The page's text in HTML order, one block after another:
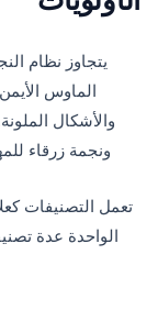
الماوس
والأشكال
ونجمة زرقاء
تعمل التصنيفات
الواحدة عدة